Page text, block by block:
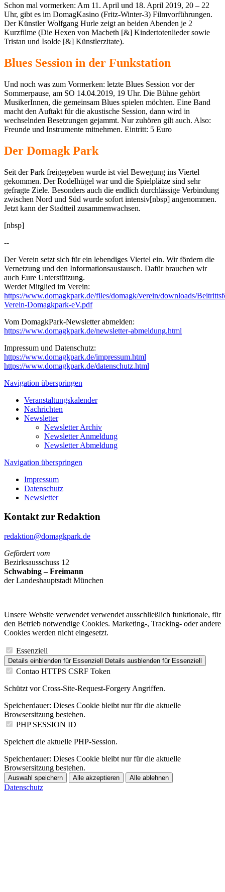
Schon mal vormerken: Am 11. April und 18. April 2019, 20 – 22
Uhr, gibt es im DomagKasino (Fritz-Winter-3) Filmvorführungen.
Der Künstler Wolfgang Hurle zeigt an beiden Abenden je 2
Kurzfilme (Die Hexen von Macbeth [&] Kindertotenlieder sowie
Tristan und Isolde [&] Künstlerzitate).
Blues Session in der Funkstation
Und noch was zum Vormerken: letzte Blues Session vor der
Sommerpause, am SO 14.04.2019, 19 Uhr. Die Bühne gehört
MusikerInnen, die gemeinsam Blues spielen möchten. Eine Band
macht den Auftakt für die akustische Session, dann wird in
wechselnden Besetzungen gejammt. Nur zuhören gilt auch. Also:
Freunde und Instrumente mitnehmen. Eintritt: 5 Euro
Der Domagk Park
Seit der Park freigegeben wurde ist viel Bewegung ins Viertel
gekommen. Der Rodelhügel war und die Spielplätze sind sehr
gefragte Ziele. Besonders auch die endlich durchlässige Verbindung
zwischen Nord und Süd wurde sofort intensiv[nbsp] angenommen.
Jetzt kann der Stadtteil zusammenwachsen.
[nbsp]
--
Der Verein setzt sich für ein lebendiges Viertel ein. Wir fördern die
Vernetzung und den Informationsaustausch. Dafür brauchen wir
auch Eure Unterstützung.
Werdet Mitglied im Verein:
https://www.domagkpark.de/files/domagk/verein/downloads/
Verein-Domagkpark-eV.pdf
Vom DomagkPark-Newsletter abmelden:
https://www.domagkpark.de/newsletter-abmeldung.html
Impressum und Datenschutz:
https://www.domagkpark.de/impressum.html
https://www.domagkpark.de/datenschutz.html
Navigation überspringen
Veranstaltungskalender
Nachrichten
Newsletter
Newsletter Archiv
Newsletter Anmeldung
Newsletter Abmeldung
Navigation überspringen
Impressum
Datenschutz
Newsletter
Kontakt zur Redaktion
redaktion@domagkpark.de
Gefördert vom
Bezirksausschuss 12
Schwabing – Freimann
der Landeshauptstadt München
Unsere Website verwendet verwendet ausschließlich funktionale, für
den Betrieb notwendige Cookies. Marketing-, Tracking- oder andere
Cookies werden nicht eingesetzt.
Essenziell
Details einblenden für Essenziell Details ausblenden für Essenziell
Contao HTTPS CSRF Token
Schützt vor Cross-Site-Request-Forgery Angriffen.
Speicherdauer: Dieses Cookie bleibt nur für die aktuelle
Browsersitzung bestehen.
PHP SESSION ID
Speichert die aktuelle PHP-Session.
Speicherdauer: Dieses Cookie bleibt nur für die aktuelle
Browsersitzung bestehen.
Auswahl speichern Alle akzeptieren Alle ablehnen
Datenschutz